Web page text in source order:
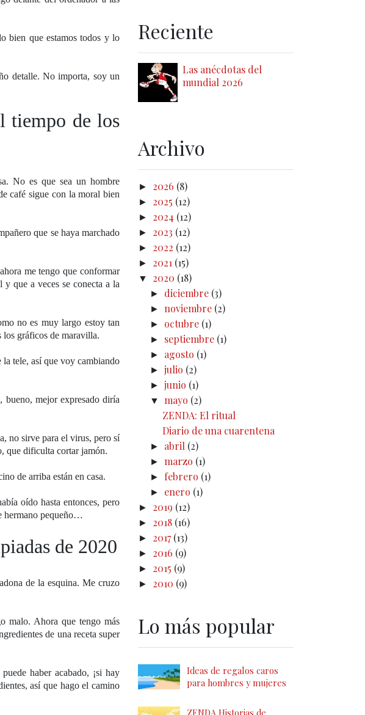
bien que estamos todos y lo
detalle. No importa, soy un
tiempo de los
No es que sea un hombre
café sigue con la moral bien
que se haya marchado
me tengo que conformar
que a veces se conecta a la
no es muy largo estoy tan
los gráficos de maravilla.
tele, así que voy cambiando
mejor expresado diría
no sirve para el virus, pero sí
que dificulta cortar jamón.
de arriba están en casa.
oído hasta entonces, pero
hermano pequeño…
de 2020
de la esquina. Me cruzo
malo. Ahora que tengo más
de una receta super
haber acabado, ¡si hay
así que hago el camino
Reciente
Las anécdotas del
mundial 2026
Archivo
► 2026 (8)
► 2025 (12)
► 2024 (12)
► 2023 (12)
► 2022 (12)
► 2021 (15)
▼ 2020 (18)
► diciembre (3)
►noviembre (2)
► octubre (1)
► septiembre (1)
► agosto (1)
►julio (2)
►junio (1)
▼mayo (2)
ZENDA: El ritual
Diario de una cuarentena
► abril (2)
►marzo (1)
► febrero (1)
► enero (1)
► 2019 (12)
► 2018 (16)
► 2017(13)
► 2016 (9)
► 2015 (9)
► 2010 (9)
Lo más popular
Ideas de regalos caros
para hombres y mujeres
ZENDA Historias de